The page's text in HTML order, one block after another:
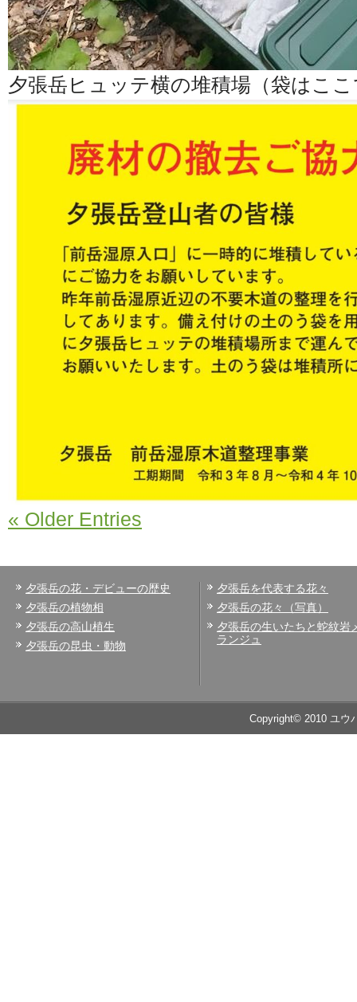
夕張岳ヒュッテ横の堆積場（袋はこ
« Older Entries
夕張岳の花・デビューの歴史
夕張岳の植物相
夕張岳の高山植生
夕張岳の昆虫・動物
夕張岳を代表する花々
夕張岳の花々（写真）
夕張岳の生いたちと蛇紋岩
ランジュ
Copyright© 2010 ユウ